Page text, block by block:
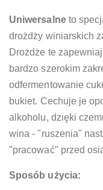
Uniwersalneto
drożdży winiarskich
Drożdże te
bardzo szerokim
odfermentowanie
bukiet. Cechuje je
alkoholu, dzięki
wina - "ruszenia"
"pracować" przed
Sposób użycia: